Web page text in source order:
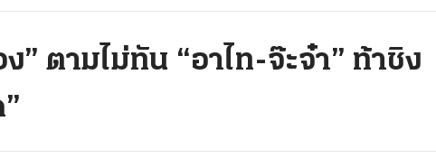
” ตามไม่ทัน “อาไท-จ๊ะจ๋า” ท้าชิง